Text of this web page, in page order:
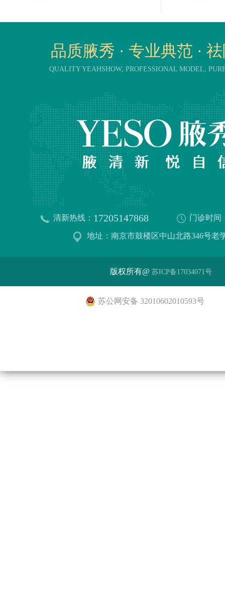
品质腋秀 · 专业典范 ·
QUALITY YEAHSHOW, PROFESSIONAL MODEL,
清新热线： 17205147868 门诊时间
地址：南京市鼓楼区中山北路346号老
版权所有@ 苏ICP备17034071号
苏公网安备 32010602010593号